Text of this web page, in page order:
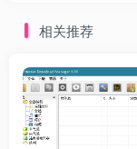
相关推荐